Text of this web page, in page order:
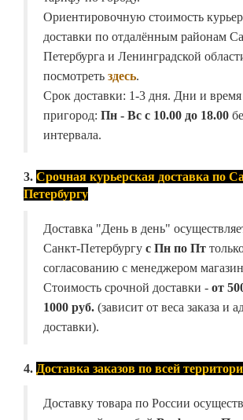
Ориентировочную стоимость
доставки по отдалённым районам
Петербурга и Ленинградской
посмотреть здесь.
Срок доставки: 1-3 дня. Дни и время
пригород: Пн - Вс с 10.00 до 18.00
интервала.
3. Срочная курьерская доставка по
Петербургу
Доставка "День в день"
Санкт-Петербургу с Пн по Пт
согласованию с менеджером
Стоимость срочной доставки - от
1000 руб. (зависит от веса заказа и
доставки).
4. Доставка заказов по всей
Доставку товара по России